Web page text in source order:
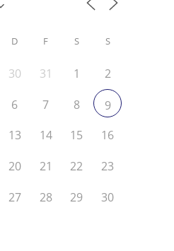
D F S S
30 31 1
2
6 7 8
9
13 14 15
16
20 21 22
23
27 28 29 30